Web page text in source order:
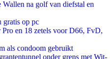
na golf van diefstal en
gratis op pc
en 18 zetels voor D66, FvD,
als condoom gebruikt
onder grens met Wit-